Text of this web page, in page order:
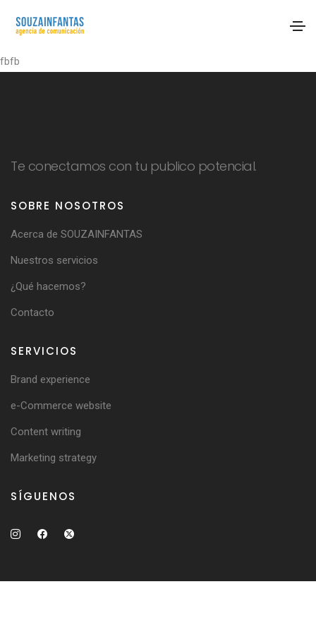
fbfb
Te conectamos con tu publico potencial.
SOBRE NOSOTROS
Acerca de SOUZAINFANTAS
Nuestros servicios
¿Qué hacemos?
Contacto
SERVICIOS
Brand experience
e-Commerce website
Content writing
Marketing strategy
SÍGUENOS